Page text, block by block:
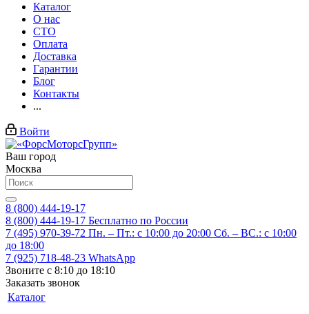
Каталог
О нас
СТО
Оплата
Доставка
Гарантии
Блог
Контакты
...
Войти
Ваш город
Москва
8 (800) 444-19-17
8 (800) 444-19-17 Бесплатно по России
7 (495) 970-39-72 Пн. – Пт.: с 10:00 до 20:00 Сб. – ВС.: c 10:00
до 18:00
7 (925) 718-48-23 WhatsApp
Звоните с 8:10 до 18:10
Заказать звонок
Каталог